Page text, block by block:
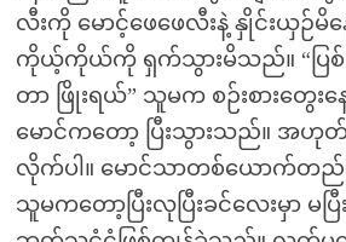
လီးကို မောင့်ဖေဖေလီးနဲ့ နှိုင်းယှဉ်မိန
ကိုယ့်ကိုယ်ကို ရှက်သွားမိသည်။ “ပြစ်
တာ ဖြိုးရယ်” သူမက စဉ်းစားတွေး
မောင်ကတော့ ပြီးသွားသည်။ အဟု
လိုက်ပါ။ မောင်သာတစ်ယောက်တည်း
သူမကတော့ပြီးလုပြီးခင်လေးမှာ မ